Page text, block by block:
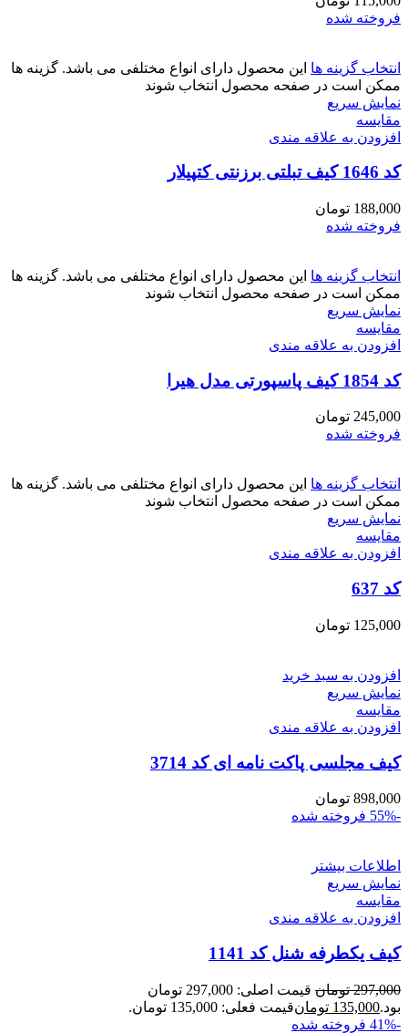
فروخته شده
انتخاب گزینه ها این محصول دارای انواع مختلفی می باشد. گزینه ها
ممکن است در صفحه محصول انتخاب شوند
نمایش سریع
مقايسه
افزودن به علاقه مندی
کد 1646 کیف تبلتی برزنتی کتپیلار
188,000 تومان
فروخته شده
انتخاب گزینه ها این محصول دارای انواع مختلفی می باشد. گزینه ها
ممکن است در صفحه محصول انتخاب شوند
نمایش سریع
مقايسه
افزودن به علاقه مندی
کد 1854 کیف پاسپورتی مدل هیرا
245,000 تومان
فروخته شده
انتخاب گزینه ها این محصول دارای انواع مختلفی می باشد. گزینه ها
ممکن است در صفحه محصول انتخاب شوند
نمایش سریع
مقايسه
افزودن به علاقه مندی
کد 637
125,000 تومان
افزودن به سبد خرید
نمایش سریع
مقايسه
افزودن به علاقه مندی
کیف مجلسی پاکت نامه ای کد 3714
898,000 تومان
-55%
فروخته شده
اطلاعات بیشتر
نمایش سریع
مقايسه
افزودن به علاقه مندی
کیف یکطرفه شنل کد 1141
297,000 تومان
قیمت اصلی: 297,000 تومان
بود.135,000 تومانقیمت فعلی: 135,000 تومان.
-41%
فروخته شده